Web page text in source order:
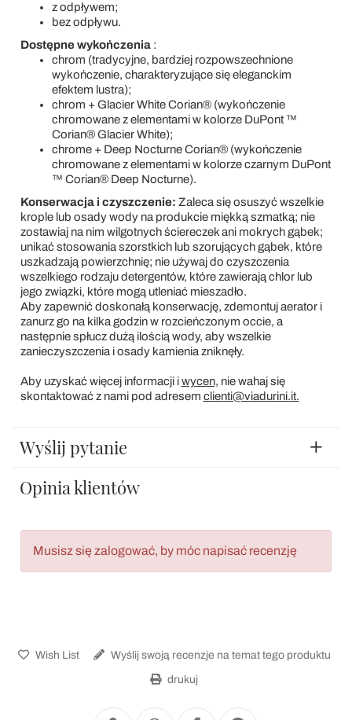
z odpływem;
bez odpływu.
Dostępne wykończenia:
chrom (tradycyjne, bardziej rozpowszechnione
wykończenie, charakteryzujące się eleganckim
efektem lustra);
chrom + Glacier White Corian® (wykończenie
chromowane z elementami w kolorze DuPont ™
Corian® Glacier White);
chrome + Deep Nocturne Corian® (wykończenie
chromowane z elementami w kolorze czarnym DuPont
™ Corian® Deep Nocturne).
Konserwacja i czyszczenie: Zaleca się osuszyć wszelkie
krople lub osady wody na produkcie miękką szmatką; nie
zostawiaj na nim wilgotnych ściereczek ani mokrych gąbek;
unikać stosowania szorstkich lub szorujących gąbek, które
uszkadzają powierzchnię; nie używaj do czyszczenia
wszelkiego rodzaju detergentów, które zawierają chlor lub
jego związki, które mogą utleniać mieszadło.
Aby zapewnić doskonałą konserwację, zdemontuj aerator i
zanurz go na kilka godzin w rozcieńczonym occie, a
następnie spłucz dużą ilością wody, aby wszelkie
zanieczyszczenia i osady kamienia zniknęły.
Aby uzyskać więcej informacji iwycen, nie wahaj się
skontaktować z nami pod adresem clienti@viadurini.it.
Wyślij pytanie
Opinia klientów
Musisz się zalogować, by móc napisać recenzję
Wish List Wyślij swoją recenzje na temat tego produktu
drukuj